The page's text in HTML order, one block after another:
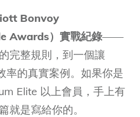
Bonvoy
Awards）實戰紀錄——
完整規則，到一個讓
率的真實案例。如果你是
Elite 以上會員，手上有
就是寫給你的。